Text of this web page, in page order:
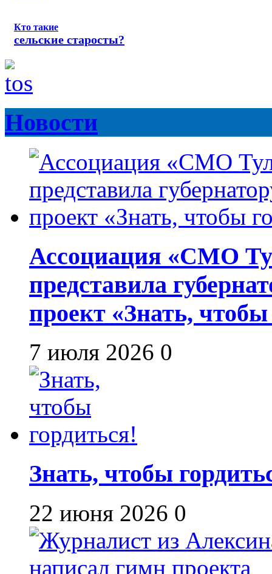
Кто такие
сельские старосты?
Новости
Ассоциация «СМО
представила
проект «Знать,
7 июля 2026 0
Знать, чтобы
22 июня 2026 0